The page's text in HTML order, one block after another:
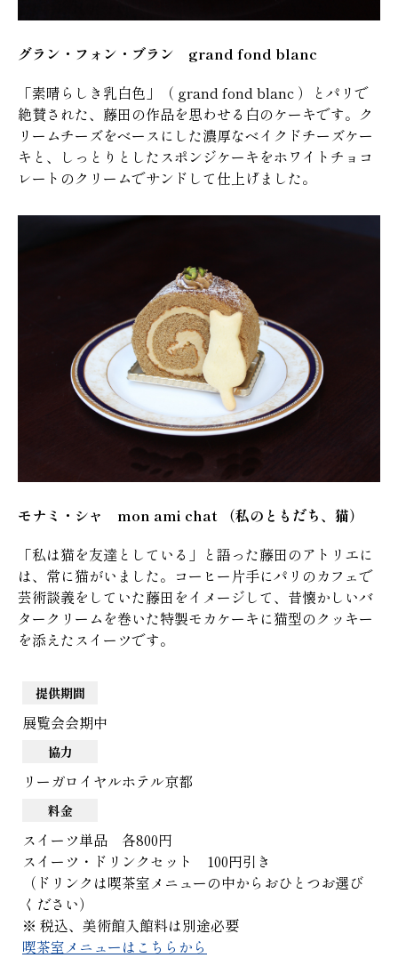
グラン・フォン・ブラン grand fond blanc
「素晴らしき乳白色」（ grand fond blanc ）とパリで
絶賛された、藤田の作品を思わせる白のケーキです。ク
リームチーズをベースにした濃厚なベイクドチーズケー
キと、しっとりとしたスポンジケーキをホワイトチョコ
レートのクリームでサンドして仕上げました。
モナミ・シャ mon ami chat （私のともだち、猫）
「私は猫を友達としている」と語った藤田のアトリエに
は、常に猫がいました。コーヒー片手にパリのカフェで
芸術談義をしていた藤田をイメージして、昔懐かしいバ
タークリームを巻いた特製モカケーキに猫型のクッキー
を添えたスイーツです。
提供期間
展覧会会期中
協力
リーガロイヤルホテル京都
料金
スイーツ単品 各800円
スイーツ・ドリンクセット 100円引き
（ドリンクは喫茶室メニューの中からおひとつお選び
ください）
※ 税込、美術館入館料は別途必要
喫茶室メニューはこちらから